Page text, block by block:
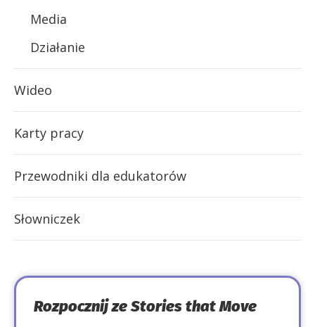
Media
Działanie
Wideo
Karty pracy
Przewodniki dla edukatorów
Słowniczek
Rozpocznij ze Stories that Move